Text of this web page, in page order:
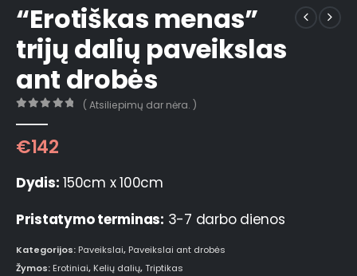
“Erotiškas menas”
trijų dalių paveikslas
ant drobės
( Atsiliepimų dar nėra. )
€142
Dydis: 150cm x 100cm
Pristatymo terminas: 3-7 darbo dienos
Kategorijos: Paveikslai, Paveikslai ant drobės
Žymos: Erotiniai, Kelių dalių,Triptikas